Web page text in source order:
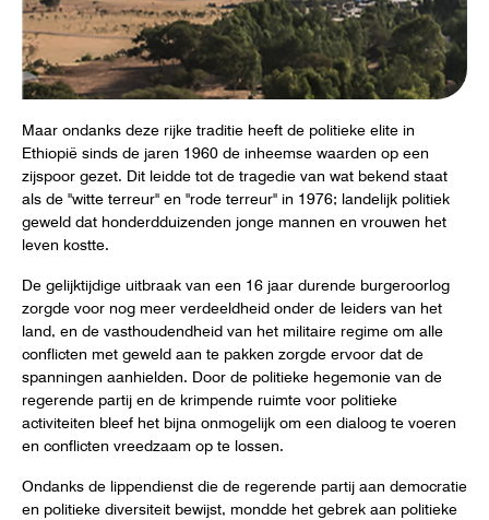
Maar ondanks deze rijke traditie heeft de politieke elite in
Ethiopië sinds de jaren 1960 de inheemse waarden op een
zijspoor gezet. Dit leidde tot de tragedie van wat bekend staat
als de "witte terreur" en "rode terreur" in 1976; landelijk politiek
geweld dat honderdduizenden jonge mannen en vrouwen het
leven kostte.
De gelijktijdige uitbraak van een 16 jaar durende burgeroorlog
zorgde voor nog meer verdeeldheid onder de leiders van het
land, en de vasthoudendheid van het militaire regime om alle
conflicten met geweld aan te pakken zorgde ervoor dat de
spanningen aanhielden. Door de politieke hegemonie van de
regerende partij en de krimpende ruimte voor politieke
activiteiten bleef het bijna onmogelijk om een dialoog te voeren
en conflicten vreedzaam op te lossen.
Ondanks de lippendienst die de regerende partij aan democratie
en politieke diversiteit bewijst, mondde het gebrek aan politieke